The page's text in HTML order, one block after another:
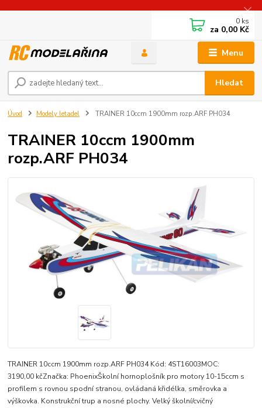
Menu
Hledat
0 ks
za 0,00 Kč
Úvod Modely letadel TRAINER 10ccm 1900mm rozp.ARF PH034
TRAINER 10ccm 1900mm
rozp.ARF PH034
TRAINER 10ccm 1900mm rozp.ARF PH034 Kód: 4ST16003MOC:
3190,00 kčZnačka: PhoenixŠkolní hornoplošník pro motory 10-15ccm s
profilem s rovnou spodní stranou, ovládaná křidélka, směrovka a
výškovka. Konstrukční trup a nosné plochy. Velký školní/cvičný